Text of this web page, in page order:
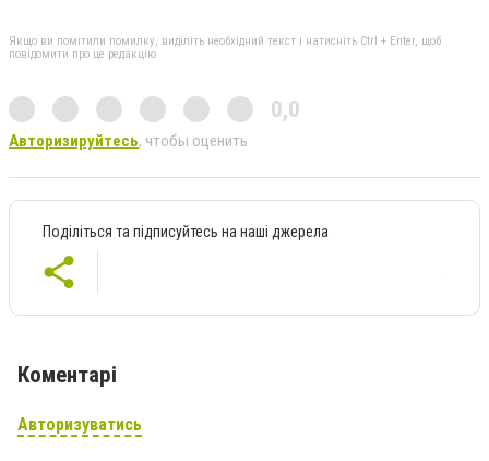
Якщо ви помітили помилку, виділіть необхідний текст і натисніть Ctrl + Enter, щоб
повідомити про це редакцію
0,0
Авторизируйтесь, чтобы оценить
Поділіться та підписуйтесь на наші джерела
Коментарі
Авторизуватись